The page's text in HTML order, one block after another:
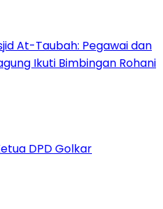
At-Taubah: Pegawai dan
Ikuti Bimbingan Rohani
DPD Golkar